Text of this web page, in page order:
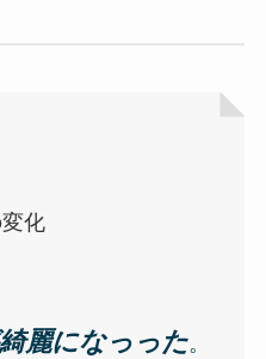
化
麗になっった。